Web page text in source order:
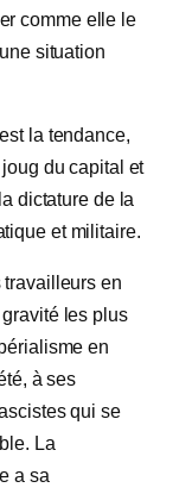
comme elle le
situation
la tendance,
du capital et
dictature de la
et militaire.
travailleurs en
gravité les plus
en
à ses
qui se
La
a sa